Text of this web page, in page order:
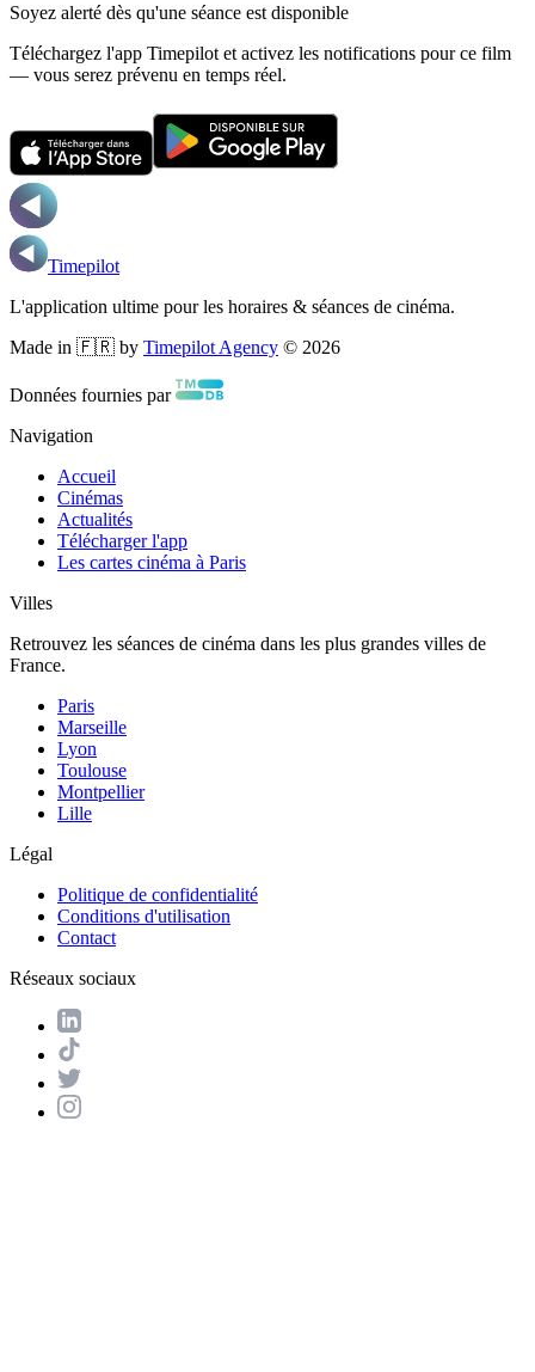
Soyez alerté dès qu'une séance est disponible
Téléchargez l'app Timepilot et activez les notifications pour ce film
— vous serez prévenu en temps réel.
Timepilot
L'application ultime pour les horaires & séances de cinéma.
Made in 🇫🇷 by Timepilot Agency © 2026
Données fournies par
Navigation
Accueil
Cinémas
Actualités
Télécharger l'app
Les cartes cinéma à Paris
Villes
Retrouvez les séances de cinéma dans les plus grandes villes de
France.
Paris
Marseille
Lyon
Toulouse
Montpellier
Lille
Légal
Politique de confidentialité
Conditions d'utilisation
Contact
Réseaux sociaux